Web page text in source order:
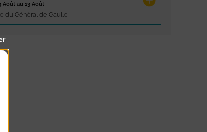
Août au 13 Août
du Général de Gaulle